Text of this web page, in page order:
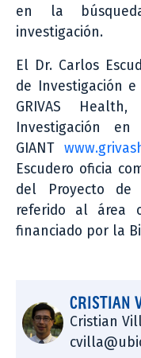
en la
investigación.
El Dr. Carlos
de Investigación
GRIVAS
Investigación en
GIANT
Escudero oficia
del Proyecto de
referido al área
financiado por la
CRISTIAN
Cristian